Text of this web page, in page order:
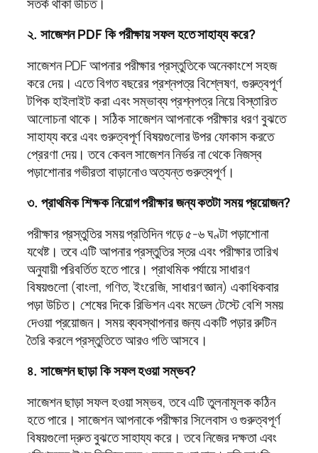
২. সাজেশন PDF কি পরীক্ষায় সফল হতে সাহায্য করে?
সাজেশন PDF আপনার পরীক্ষার প্রস্তুতিকে অনেকাংশে সহজ
করে দেয়। এতে বিগত বছরের প্রশ্নপত্র বিশ্লেষণ, গুরুত্বপূর্ণ
টপিক হাইলাইট করা এবং সম্ভাব্য প্রশ্নপত্র নিয়ে বিস্তারিত
আলোচনা থাকে। সঠিক সাজেশন আপনাকে পরীক্ষার ধরণ বুঝতে
সাহায্য করে এবং গুরুত্বপূর্ণ বিষয়গুলোর উপর ফোকাস করতে
প্রেরণা দেয়। তবে কেবল সাজেশন নির্ভর না থেকে নিজস্ব
পড়াশোনার গভীরতা বাড়ানোও অত্যন্ত গুরুত্বপূর্ণ।
৩. প্রাথমিক শিক্ষক নিয়োগ পরীক্ষার জন্য কতটা সময় প্রয়োজন?
পরীক্ষার প্রস্তুতির সময় প্রতিদিন গড়ে ৫-৬ ঘণ্টা পড়াশোনা
যথেষ্ট। তবে এটি আপনার প্রস্তুতির স্তর এবং পরীক্ষার তারিখ
অনুযায়ী পরিবর্তিত হতে পারে। প্রাথমিক পর্যায়ে সাধারণ
বিষয়গুলো (বাংলা, গণিত, ইংরেজি, সাধারণ জ্ঞান) একাধিকবার
পড়া উচিত। শেষের দিকে রিভিশন এবং মডেল টেস্টে বেশি সময়
দেওয়া প্রয়োজন। সময় ব্যবস্থাপনার জন্য একটি পড়ার রুটিন
তৈরি করলে প্রস্তুতিতে আরও গতি আসবে।
৪. সাজেশন ছাড়া কি সফল হওয়া সম্ভব?
সাজেশন ছাড়া সফল হওয়া সম্ভব, তবে এটি তুলনামূলক কঠিন
হতে পারে। সাজেশন আপনাকে পরীক্ষার সিলেবাস ও গুরুত্বপূর্ণ
বিষয়গুলো দ্রুত বুঝতে সাহায্য করে। তবে নিজের দক্ষতা এবং